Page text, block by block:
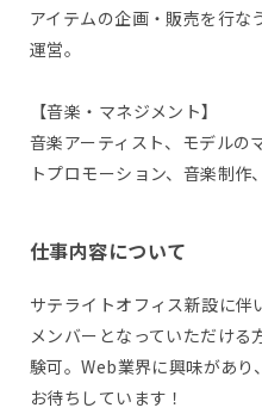
アイテムの企画・販売を行
運営。
【音楽・マネジメント】
音楽アーティスト、モデルの
トプロモーション、音楽制作
仕事内容について
サテライトオフィス新設に伴
メンバーとなっていただけ
験可。Web業界に興味があり
お待ちしています！